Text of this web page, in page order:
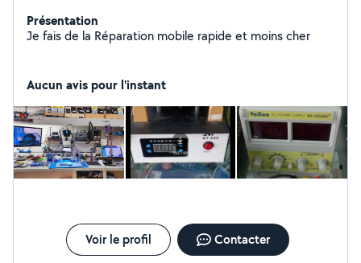
Présentation
Je fais de la Réparation mobile rapide et moins cher
Aucun avis pour l'instant
Voir le profil Contacter